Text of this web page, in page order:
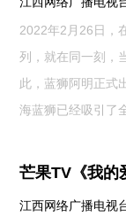
2022年2月26日，
列，就在同一刻，
此，蓝狮阿明正式
海蓝狮已经吸引了
芒果TV《我的
江西网络广播电视